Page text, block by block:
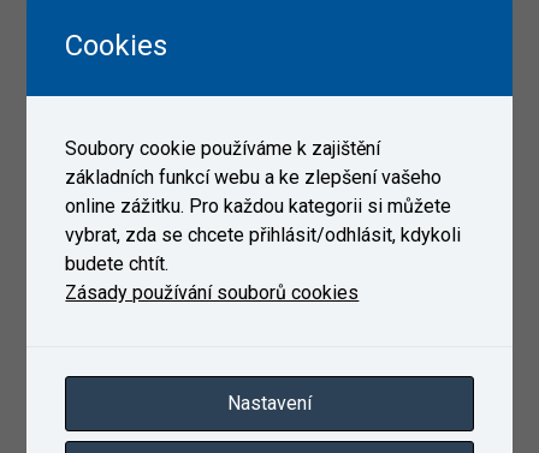
způsobilosti vydaného SŽ [dokument]. VUZ je oprávněn a
Cookies
Soubory cookie používáme k zajištění
základních funkcí webu a ke zlepšení vašeho
online zážitku. Pro každou kategorii si můžete
vybrat, zda se chcete přihlásit/odhlásit, kdykoli
budete chtít.
Zásady používání souborů cookies
Nastavení